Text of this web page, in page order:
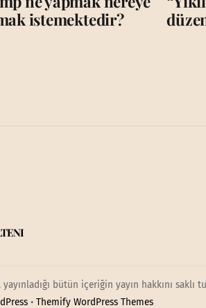
istemektedir?
bütün içeriğin yayın hakkını
• Themify WordPress Themes